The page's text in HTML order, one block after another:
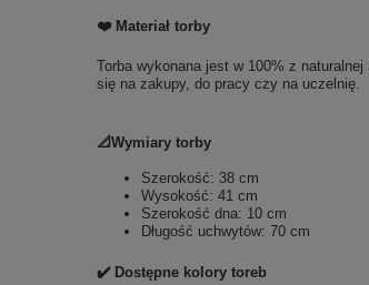
❤️ Materiał torby
Torba wykonana jest w 100% z naturalnej
się na zakupy, do pracy czy na uczelnię.
📐Wymiary torby
Szerokość: 38 cm
Wysokość: 41 cm
Szerokość dna: 10 cm
Długość uchwytów: 70 cm
✔️ Dostępne kolory toreb